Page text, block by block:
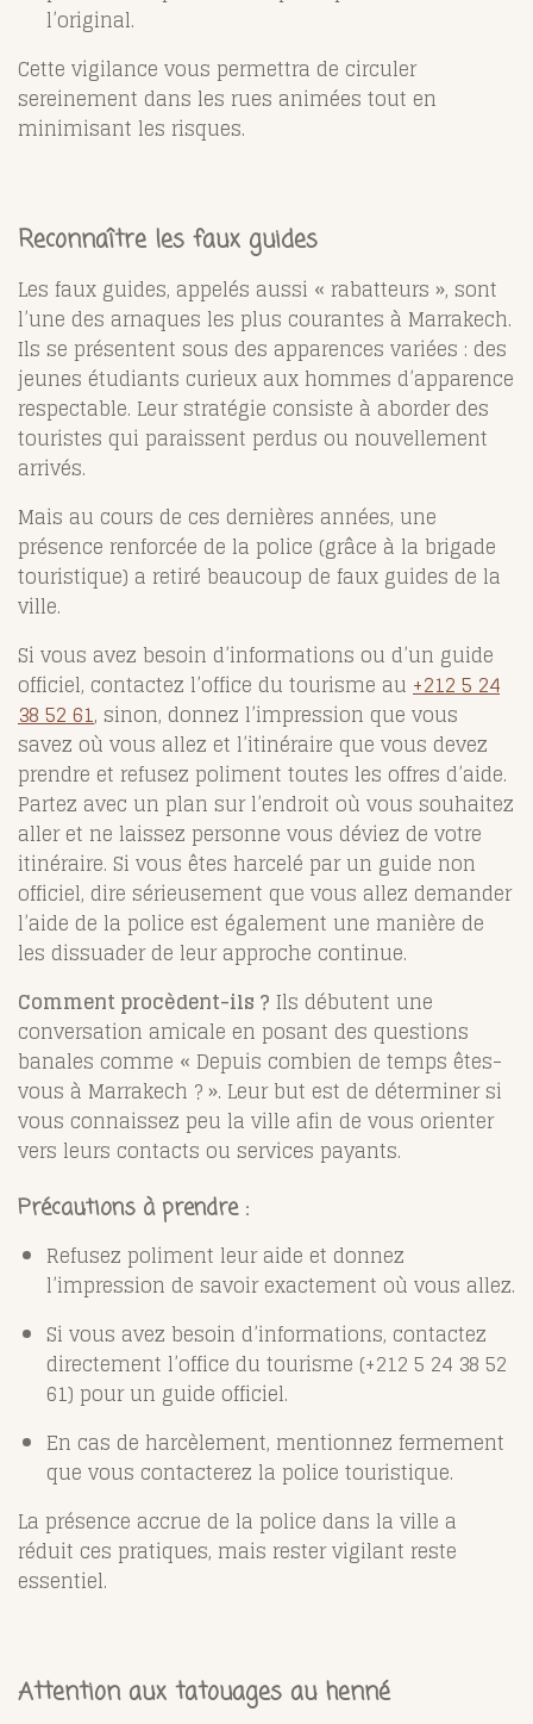
l’original.
Cette vigilance vous permettra de circuler
sereinement dans les rues animées tout en
minimisant les risques.
Reconnaître les faux guides
Les faux guides, appelés aussi « rabatteurs », sont
l’une des arnaques les plus courantes à Marrakech.
Ils se présentent sous des apparences variées : des
jeunes étudiants curieux aux hommes d’apparence
respectable. Leur stratégie consiste à aborder des
touristes qui paraissent perdus ou nouvellement
arrivés.
Mais au cours de ces dernières années, une
présence renforcée de la police (grâce à la brigade
touristique) a retiré beaucoup de faux guides de la
ville.
Si vous avez besoin d’informations ou d’un guide
officiel, contactez l’office du tourisme au +212 5 24
38 52 61, sinon, donnez l’impression que vous
savez où vous allez et l’itinéraire que vous devez
prendre et refusez poliment toutes les offres d’aide.
Partez avec un plan sur l’endroit où vous souhaitez
aller et ne laissez personne vous déviez de votre
itinéraire. Si vous êtes harcelé par un guide non
officiel, dire sérieusement que vous allez demander
l’aide de la police est également une manière de
les dissuader de leur approche continue.
Comment procèdent-ils ? Ils débutent une
conversation amicale en posant des questions
banales comme « Depuis combien de temps êtes-
vous à Marrakech ? ». Leur but est de déterminer si
vous connaissez peu la ville afin de vous orienter
vers leurs contacts ou services payants.
Précautions à prendre:
Refusez poliment leur aide et donnez
l’impression de savoir exactement où vous allez.
Si vous avez besoin d’informations, contactez
directement l’office du tourisme (+212 5 24 38 52
61) pour un guide officiel.
En cas de harcèlement, mentionnez fermement
que vous contacterez la police touristique.
La présence accrue de la police dans la ville a
réduit ces pratiques, mais rester vigilant reste
essentiel.
Attention aux tatouages au henné